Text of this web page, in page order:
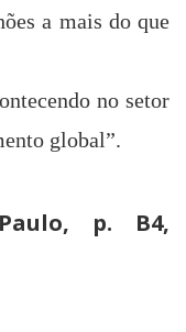
a mais do que
no setor
global”.
p. B4,